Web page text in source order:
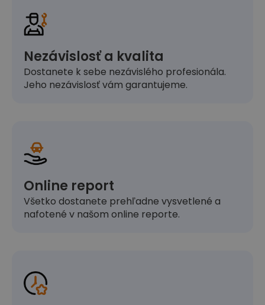
Nezávislosť a kvalita
Dostanete k sebe nezávislého profesionála.
Jeho nezávislosť vám garantujeme.
Online report
Všetko dostanete prehľadne vysvetlené a
nafotené v našom online reporte.